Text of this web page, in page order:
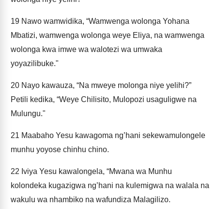
19 Nawo wamwidika, “Wamwenga wolonga Yohana
Mbatizi, wamwenga wolonga weye Eliya, na wamwenga
wolonga kwa imwe wa walotezi wa umwaka
yoyazilibuke."
20 Nayo kawauza, “Na mweye molonga niye yelihi?”
Petili kedika, “Weye Chilisito, Mulopozi usaguligwe na
Mulungu."
21 Maabaho Yesu kawagoma ng’hani sekewamulongele
munhu yoyose chinhu chino.
22 Iviya Yesu kawalongela, “Mwana wa Munhu
kolondeka kugazigwa ng’hani na kulemigwa na walala na
wakulu wa nhambiko na wafundiza Malagilizo.